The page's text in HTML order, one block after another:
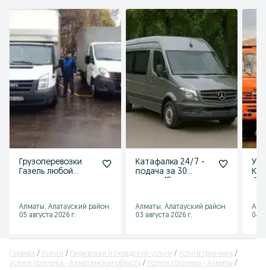
Грузоперевозки
Газель любой
Алматы, Алатауский район
05 августа 2026 г.
Катафалка 24/7 -
подача за 30
Алматы, Алатауский район
03 августа 2026 г.
04
Главная Услуги Перевозки и складские услуги
Услуги грузчика
Услуги грузчика - Алматинская область
Услуги грузчика - Алматы